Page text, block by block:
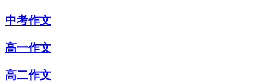
中考作文
高一作文
高二作文